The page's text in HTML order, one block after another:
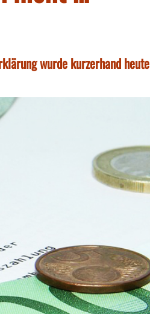
wurde kurzerhand heute